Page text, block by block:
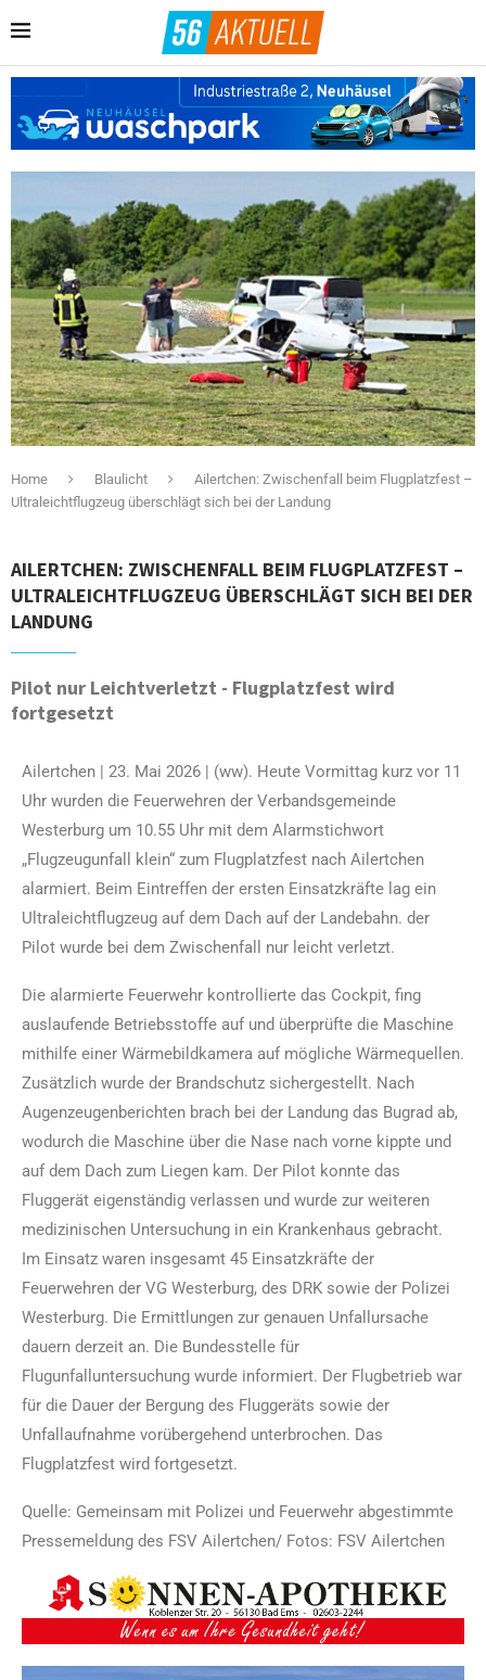
Home Blaulicht
Ailertchen: Zwischenfall beim Flugplatzfest –
Ultraleichtflugzeug überschlägt sich bei der Landung
AILERTCHEN: ZWISCHENFALL BEIM FLUGPLATZFEST –
ULTRALEICHTFLUGZEUG ÜBERSCHLÄGT SICH BEI DER
LANDUNG
Pilot nur Leichtverletzt - Flugplatzfest wird
fortgesetzt
Ailertchen | 23. Mai 2026 | (ww). Heute Vormittag kurz vor 11
Uhr wurden die Feuerwehren der Verbandsgemeinde
Westerburg um 10.55 Uhr mit dem Alarmstichwort
„Flugzeugunfall klein“ zum Flugplatzfest nach Ailertchen
alarmiert. Beim Eintreffen der ersten Einsatzkräfte lag ein
Ultraleichtflugzeug auf dem Dach auf der Landebahn. der
Pilot wurde bei dem Zwischenfall nur leicht verletzt.
Die alarmierte Feuerwehr kontrollierte das Cockpit, fing
auslaufende Betriebsstoffe auf und überprüfte die Maschine
mithilfe einer Wärmebildkamera auf mögliche Wärmequellen.
Zusätzlich wurde der Brandschutz sichergestellt. Nach
Augenzeugenberichten brach bei der Landung das Bugrad ab,
wodurch die Maschine über die Nase nach vorne kippte und
auf dem Dach zum Liegen kam. Der Pilot konnte das
Fluggerät eigenständig verlassen und wurde zur weiteren
medizinischen Untersuchung in ein Krankenhaus gebracht.
Im Einsatz waren insgesamt 45 Einsatzkräfte der
Feuerwehren der VG Westerburg, des DRK sowie der Polizei
Westerburg. Die Ermittlungen zur genauen Unfallursache
dauern derzeit an. Die Bundesstelle für
Flugunfalluntersuchung wurde informiert. Der Flugbetrieb war
für die Dauer der Bergung des Fluggeräts sowie der
Unfallaufnahme vorübergehend unterbrochen. Das
Flugplatzfest wird fortgesetzt.
Quelle: Gemeinsam mit Polizei und Feuerwehr abgestimmte
Pressemeldung des FSV Ailertchen/ Fotos: FSV Ailertchen